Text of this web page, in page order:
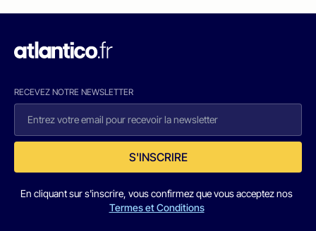
RECEVEZ NOTRE NEWSLETTER
S'INSCRIRE
En cliquant sur s'inscrire, vous confirmez que vous acceptez nos
Termes et Conditions